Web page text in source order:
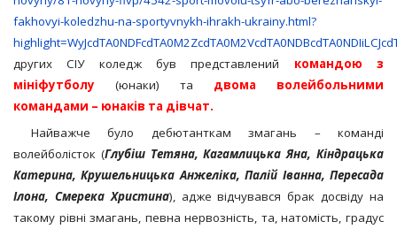
fakhovyi-koledzhu-na-sportyvnykh-ihrakh-ukrainy.html?
других СІУ коледж був представлений командою з
мініфутболу (юнаки) та двома волейбольними
командами – юнаків та дівчат.
Найважче було дебютанткам змагань – команді
волейболісток (Глубіш Тетяна, Кагамлицька Яна, Кіндрацька
Катерина, Крушельницька Анжеліка, Палій Іванна, Пересада
Ілона, Смерека Христина), адже відчувався брак досвіду на
такому рівні змагань, певна нервозність, та, натомість, градус